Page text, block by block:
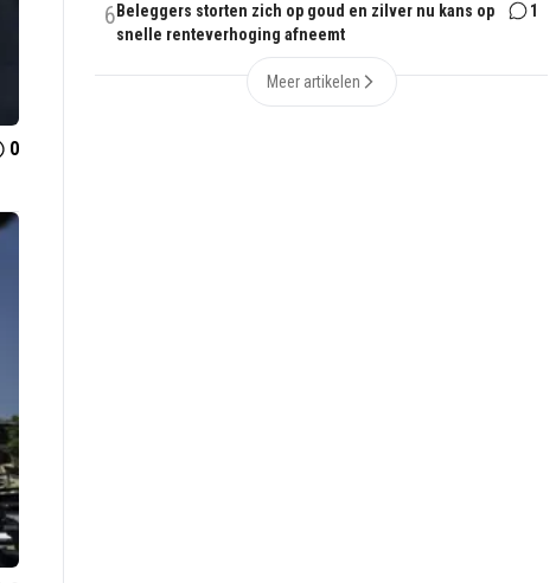
0
6 Beleggers storten zich op goud en zilver nu kans op
snelle renteverhoging afneemt
1
Meer artikelen